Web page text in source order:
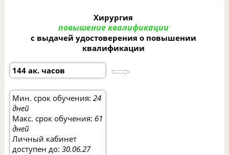
Хирургия
повышение квалификации
с выдачей удостоверения о повышении
квалификации
144 ак. часов
Мин. срок обучения:24
дней
Макс. срок обучения: 61
дней
Личный кабинет
доступен до:30.06.27